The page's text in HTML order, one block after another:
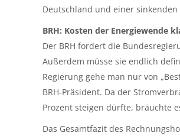
Deutschland und einer
BRH: Kosten der Energiewende
Der BRH fordert die
Außerdem müsse sie endlich
Regierung gehe man nur von
BRH-Präsident. Da der
Prozent steigen dürfte, bräuchte
Das Gesamtfazit des